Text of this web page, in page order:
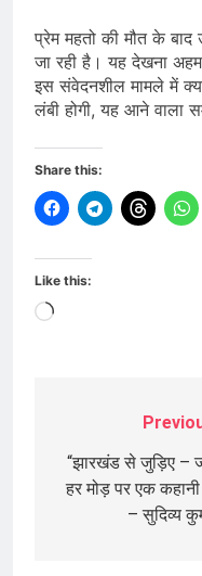
प्रेम महतो की मौत के
जा रही है। यह देखना
इस संवेदनशील मामले में
लंबी होगी, यह आने वाला
Share this:
Like this:
Loading…
navigation
“झारखंड से जुड़िए –
हर मोड़ पर एक
– सुदिव्य